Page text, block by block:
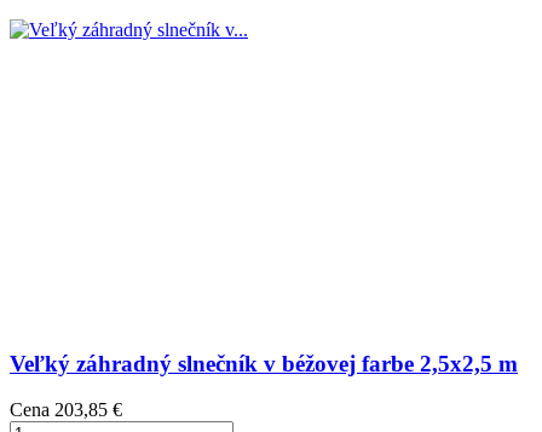
Veľký záhradný slnečník v béžovej farbe 2,5x2,5 m
Cena 203,85 €